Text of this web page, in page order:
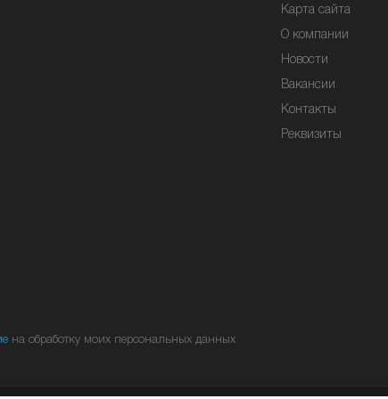
Карта сайта
О компании
Новости
Вакансии
Контакты
Реквизиты
на обработку моих персональных данных